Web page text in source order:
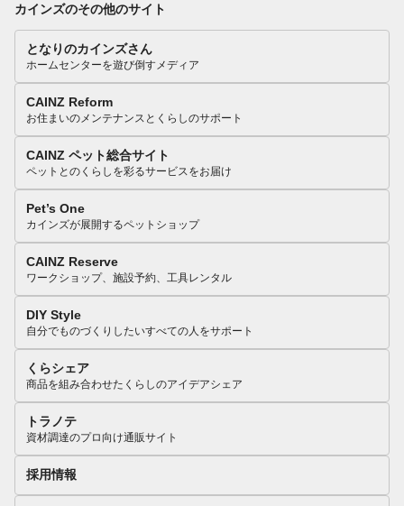
カインズのその他のサイト
となりのカインズさん
ホームセンターを遊び倒すメディア
CAINZ Reform
お住まいのメンテナンスとくらしのサポート
CAINZ ペット総合サイト
ペットとのくらしを彩るサービスをお届け
Pet’s One
カインズが展開するペットショップ
CAINZ Reserve
ワークショップ、施設予約、工具レンタル
DIY Style
自分でものづくりしたいすべての人をサポート
くらシェア
商品を組み合わせたくらしのアイデアシェア
トラノテ
資材調達のプロ向け通販サイト
採用情報